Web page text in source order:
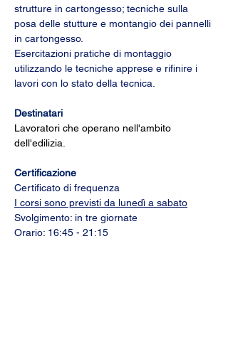
strutture in cartongesso; tecniche sulla
posa delle stutture e montangio dei pannelli
in cartongesso.
Esercitazioni pratiche di montaggio
utilizzando le tecniche apprese e rifinire i
lavori con lo stato della tecnica.
Destinatari
Lavoratori che operano nell'ambito
dell'edilizia.
Certificazione
Certificato di frequenza
I corsi sono previsti da lunedì a sabato
Svolgimento: in tre giornate
Orario: 16:45 - 21:15